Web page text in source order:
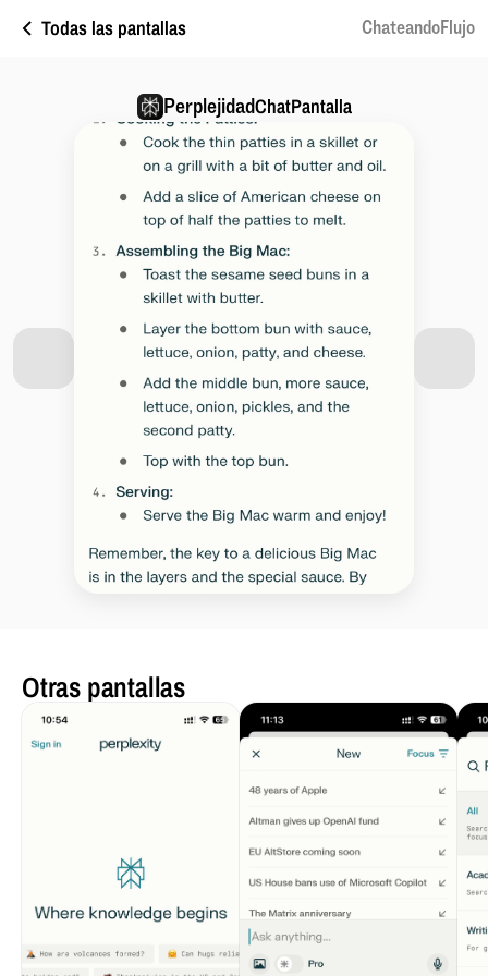
Todas las pantallas ChateandoFlujo
PerplejidadChatPantalla
Otras pantallas